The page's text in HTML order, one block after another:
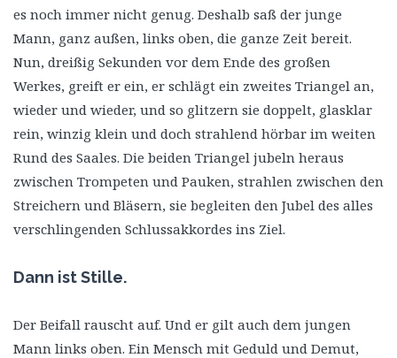
es noch immer nicht genug. Deshalb saß der junge
Mann, ganz außen, links oben, die ganze Zeit bereit.
Nun, dreißig Sekunden vor dem Ende des großen
Werkes, greift er ein, er schlägt ein zweites Triangel an,
wieder und wieder, und so glitzern sie doppelt, glasklar
rein, winzig klein und doch strahlend hörbar im weiten
Rund des Saales. Die beiden Triangel jubeln heraus
zwischen Trompeten und Pauken, strahlen zwischen den
Streichern und Bläsern, sie begleiten den Jubel des alles
verschlingenden Schlussakkordes ins Ziel.
Dann ist Stille.
Der Beifall rauscht auf. Und er gilt auch dem jungen
Mann links oben. Ein Mensch mit Geduld und Demut,